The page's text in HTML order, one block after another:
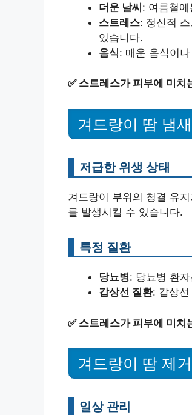
더운 날씨: 여름철
스트레스: 정신적
있습니다.
음식: 매운 음식이
✅ 스트레스가 피부에 미치
겨드랑이 땀 냄
저급한 위생 상태
겨드랑이 부위의 청결 유
를 발생시킬 수 있습니다.
특정 질환
당뇨병: 당뇨병 환
갑상선 질환: 갑상
✅ 스트레스가 피부에 미치
겨드랑이 땀 제
일상 관리